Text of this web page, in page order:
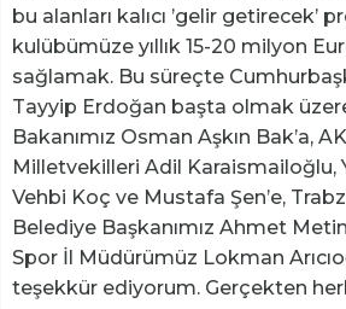
bu alanları kalıcı ’gelir getirecek’
kulübümüze yıllık 15-20 milyon
sağlamak. Bu süreçte
Tayyip Erdoğan başta olmak
Bakanımız Osman Aşkın Bak’a,
Milletvekilleri Adil Karaismailoğlu,
Vehbi Koç ve Mustafa Şen’e,
Belediye Başkanımız Ahmet
Spor İl Müdürümüz Lokman
teşekkür ediyorum. Gerçekten